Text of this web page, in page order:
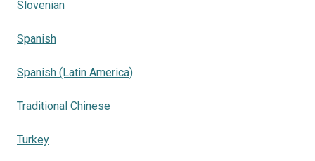
Slovenian
Spanish
Spanish (Latin America)
Traditional Chinese
Turkey